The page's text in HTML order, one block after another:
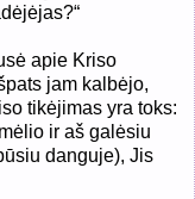
apie Kriso
jam kalbėjo,
tikėjimas yra toks:
ir aš galėsiu
danguje), Jis